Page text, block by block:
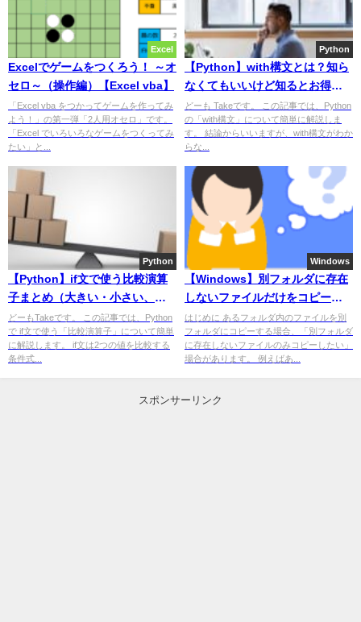
Excel
Excelでゲームをつくろう！ ～オ
セロ～（操作編）【Excel vba】
「Excel vba をつかってゲームを作ってみ
よう！」の第一弾「2人用オセロ」です。
「Excel でいろいろなゲームをつくってみ
たい」と...
Python
【Python】with構文とは？知ら
なくてもいいけど知るとお得な
書き方！
どーも Takeです。 この記事では、Python
の「with構文」について簡単に解説しま
す。 結論からいいますが、with構文がわか
らな...
Python
【Python】if文で使う比較演算
子まとめ（大きい・小さい、以
上・以下、等しい、含む）
どーもTakeです。 この記事では、Python
で if文で使う「比較演算子」について簡単
に解説します。 if文は2つの値を比較する
条件式...
Windows
【Windows】別フォルダに存在
しないファイルだけをコピーす
る方法
はじめに あるフォルダ内のファイルを別
フォルダにコピーする場合、「別フォルダ
に存在しないファイルのみコピーしたい」
場合があります。 例えばあ...
スポンサーリンク